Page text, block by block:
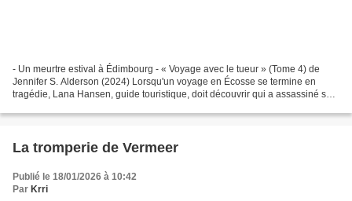
- Un meurtre estival à Édimbourg - « Voyage avec le tueur » (Tome 4) de
Jennifer S. Alderson (2024) Lorsqu'un voyage en Écosse se termine en
tragédie, Lana Hansen, guide touristique, doit découvrir qui a assassiné son
La tromperie de Vermeer
Publié le 18/01/2026 à 10:42
Par Krri